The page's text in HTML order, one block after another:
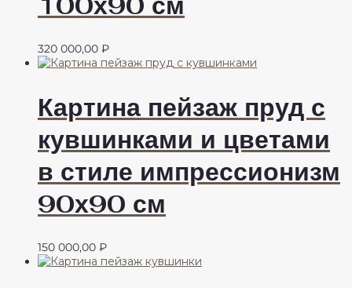
320 000,00 ₽
Картина пейзаж пруд с
кувшинками и цветами
в стиле импрессионизм
90х90 см
150 000,00 ₽